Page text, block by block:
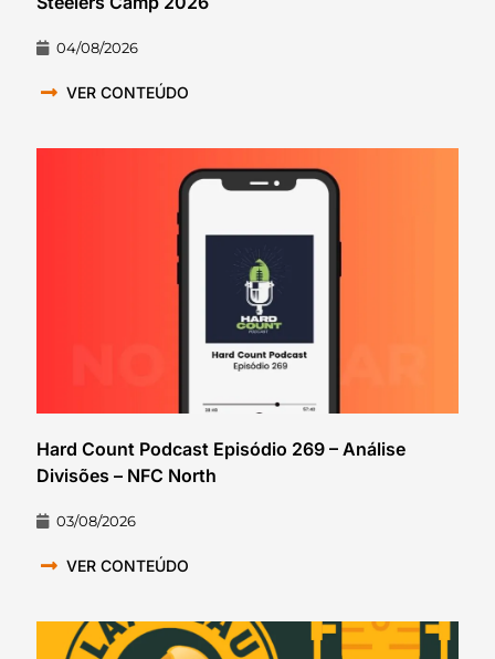
04/08/2026
VER CONTEÚDO
Hard Count Podcast Episódio 269 – Análise
Divisões – NFC North
03/08/2026
VER CONTEÚDO